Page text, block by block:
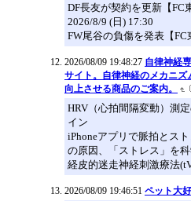
DF長友が契約を更新【FC
2026/8/9 (日) 17:30
FW尾谷の負傷を発表【FC
2026/08/09 19:48:27 自律神経
サイト。自律神経のメカニ
向上させる商品のご案内。
HRV（心拍間隔変動）測
イン
iPhoneアプリで脈拍とス
の原因、「ストレス」を
経皮的迷走神経刺激療法
2026/08/09 19:46:51 ペット大好